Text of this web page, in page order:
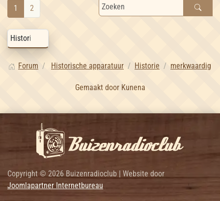
1 2
Forum Historische apparatuur Historie merkwaardig
Gemaakt door Kunena
Copyright © 2026 Buizenradioclub | Website door
Joomlapartner Internetbureau